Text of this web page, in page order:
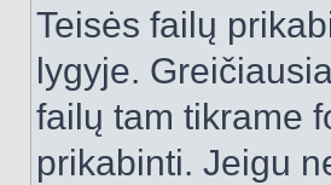
Teisės failų
lygyje.
failų tam tikrame
prikabinti. Jeigu